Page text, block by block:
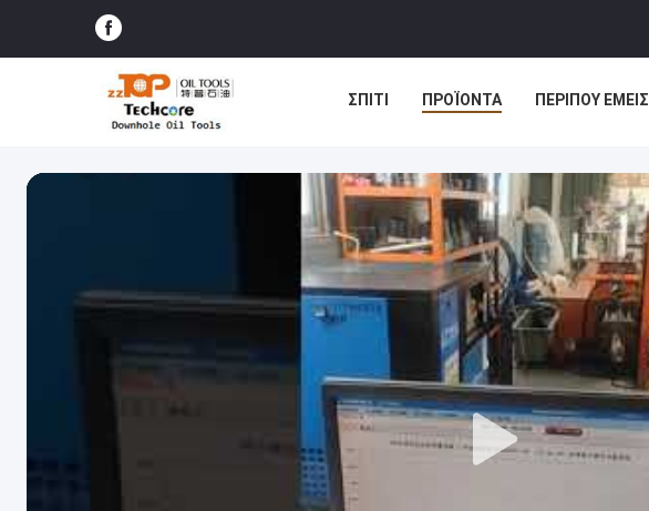
ΣΠΊΤΙ ΠΡΟΪΌΝΤΑ ΠΕΡΊΠΟΥ ΕΜΕΊΣ